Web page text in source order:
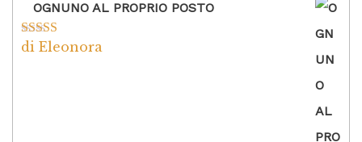
OGNUNO AL PROPRIO POSTO
Valutato5su
di Eleonora